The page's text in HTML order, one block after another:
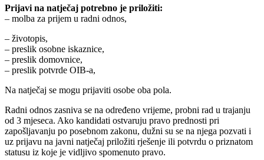
Prijavi na natječaj potrebno je priložiti:
– molba za prijem u radni odnos,
– životopis,
– preslik osobne iskaznice,
– preslik domovnice,
– preslik potvrde OIB-a,
Na natječaj se mogu prijaviti osobe oba pola.
Radni odnos zasniva se na određeno vrijeme, probni rad u trajanju
od 3 mjeseca. Ako kandidati ostvaruju pravo prednosti pri
zapošljavanju po posebnom zakonu, dužni su se na njega pozvati i
uz prijavu na javni natječaj priložiti rješenje ili potvrdu o priznatom
statusu iz koje je vidljivo spomenuto pravo.